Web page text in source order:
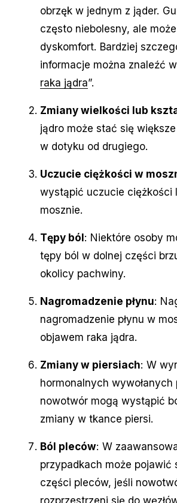
obrzęk w jednym z jąder.
często niebolesny, ale
dyskomfort. Bardziej
informacje można znaleźć
raka jądra”.
Zmiany wielkości lub
jądro może stać się
w dotyku od drugiego.
Uczucie ciężkości w
wystąpić uczucie ciężkości
mosznie.
Tępy ból: Niektóre osoby
tępy ból w dolnej części
okolicy pachwiny.
Nagromadzenie płynu:
nagromadzenie płynu w
objawem raka jądra.
Zmiany w piersiach: W
hormonalnych wywołanych
nowotwór mogą wystąpić
zmiany w tkance piersi.
Ból pleców: W
przypadkach może pojawić
części pleców, jeśli
rozprzestrzeni się do